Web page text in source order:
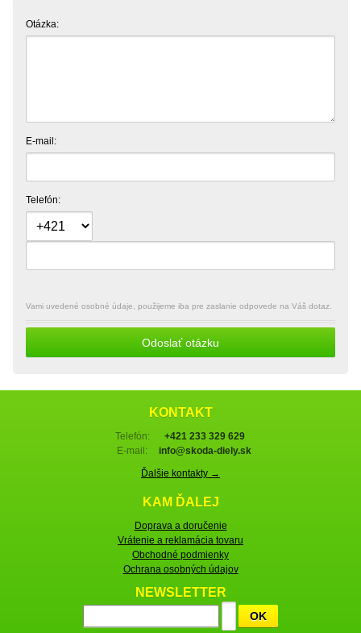
Otázka:
E-mail:
Telefón:
Vami uvedené osobné údaje, použijeme iba pre zaslanie odpovede na Váš dotaz.
Odoslať otázku
KONTAKT
Telefón:
+421 233 329 629
E-mail:
info@skoda-diely.sk
Ďalšie kontakty →
KAM ĎALEJ
Doprava a doručenie
Vrátenie a reklamácia tovaru
Obchodné podmienky
Ochrana osobných údajov
NEWSLETTER
OK